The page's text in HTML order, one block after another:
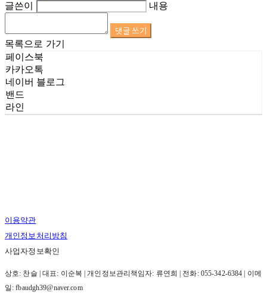
글쓴이
내용
댓글 쓰기
목록으로 가기
페이스북
카카오톡
네이버 블로그
밴드
라인
이용약관
개인정보처리방침
사업자정보확인
상호: 찬슬 | 대표: 이순복 | 개인정보관리책임자: 류연희 | 전화: 055-342-6384 | 이메
일: fbaudgh39@naver.com